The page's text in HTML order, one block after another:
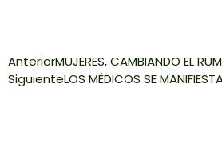
AnteriorMUJERES, CAMBIANDO EL
SiguienteLOS MÉDICOS SE